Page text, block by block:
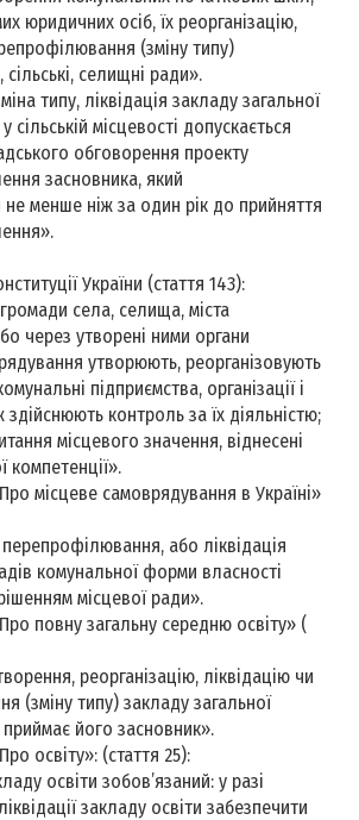
юридичних осіб, їх реорганізацію,
(зміну типу)
сільські, селищні ради».
типу, ліквідація закладу загальної
сільській місцевості допускається
обговорення проекту
засновника, який
менше ніж за один рік до прийняття
України (стаття 143):
села, селища, міста
через утворені ними органи
утворюють, реорганізовують
підприємства, організації і
здійснюють контроль за їх діяльністю;
місцевого значення, віднесені
компетенції».
місцеве самоврядування в Україні»
перепрофілювання, або ліквідація
комунальної форми власності
місцевої ради».
повну загальну середню освіту» (
реорганізацію, ліквідацію чи
(зміну типу) закладу загальної
приймає його засновник».
освіту»: (стаття 25):
освіти зобов’язаний: у разі
закладу освіти забезпечити